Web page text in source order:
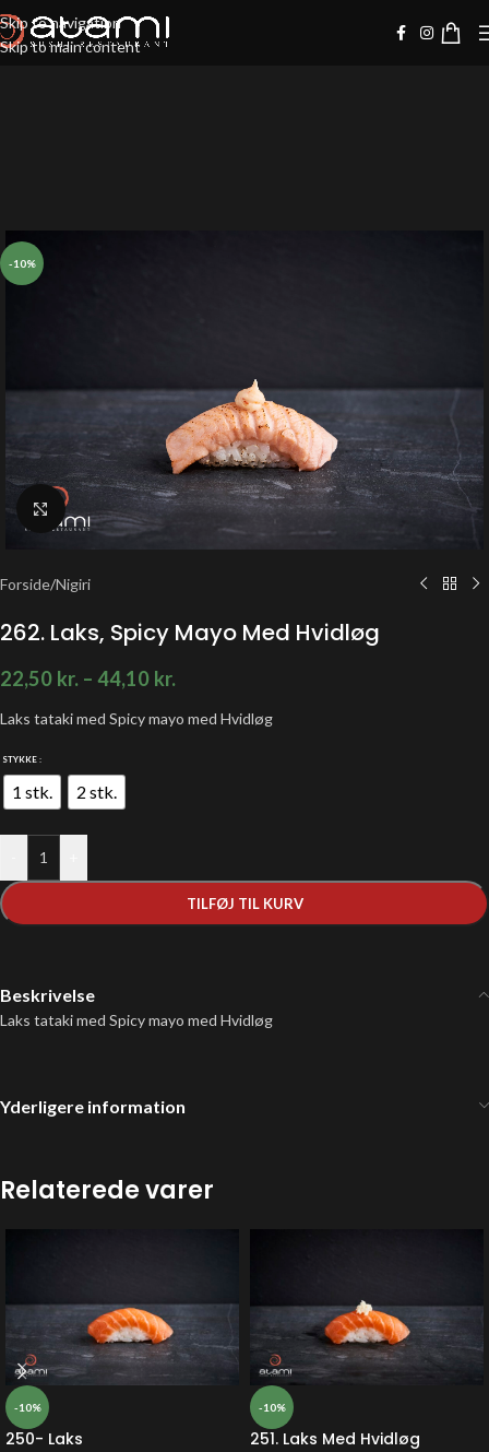
Skip to navigation
Skip to main content
-10%
Klik for at forstørre
Forside/Nigiri
262. Laks, Spicy Mayo Med Hvidløg
22,50 kr. – 44,10 kr.
Laks tataki med Spicy mayo med Hvidløg
STYKKE
1 stk. 2 stk.
TILFØJ TIL KURV
Beskrivelse
Laks tataki med Spicy mayo med Hvidløg
Yderligere information
Relaterede varer
-10%
250- Laks
-10%
251. Laks Med Hvidløg